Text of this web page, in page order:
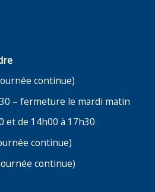
continue)
– fermeture le mardi matin
et de 14h00 à 17h30
continue)
continue)